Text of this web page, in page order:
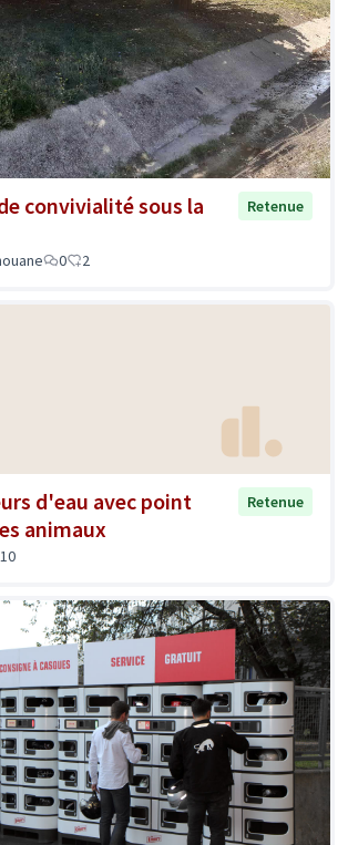
convivialité sous la
Retenue
0 2
d'eau avec point
animaux
Retenue
10